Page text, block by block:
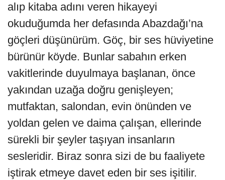
alıp kitaba adını veren hikayeyi
okuduğumda her defasında Abazdağı’na
göçleri düşünürüm. Göç, bir ses hüviyetine
bürünür köyde. Bunlar sabahın erken
vakitlerinde duyulmaya başlanan, önce
yakından uzağa doğru genişleyen;
mutfaktan, salondan, evin önünden ve
yoldan gelen ve daima çalışan, ellerinde
sürekli bir şeyler taşıyan insanların
sesleridir. Biraz sonra sizi de bu faaliyete
iştirak etmeye davet eden bir ses işitilir.